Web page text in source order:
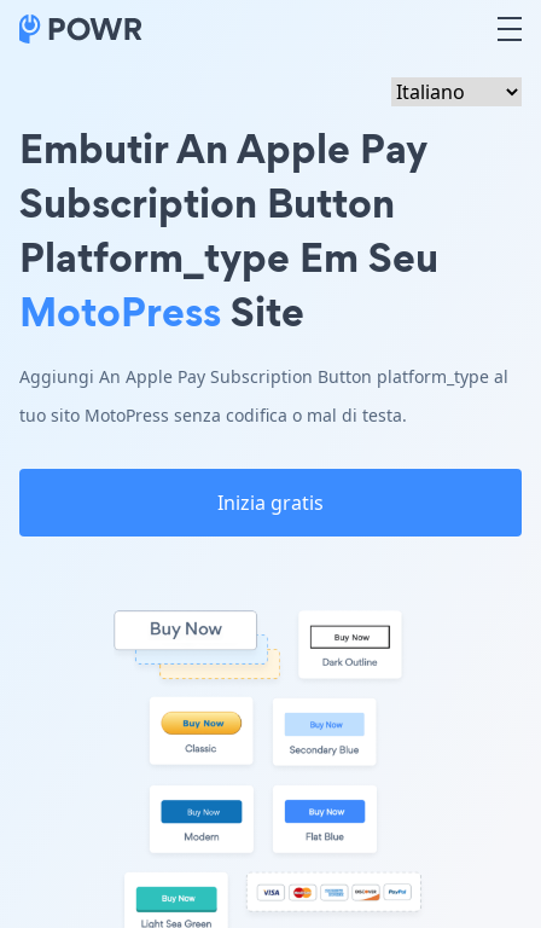
Embutir An Apple Pay
Subscription Button
Platform_type Em Seu
MotoPressSite
Aggiungi An Apple Pay Subscription Button platform_type al
tuo sito MotoPress senza codifica o mal di testa.
Inizia gratis